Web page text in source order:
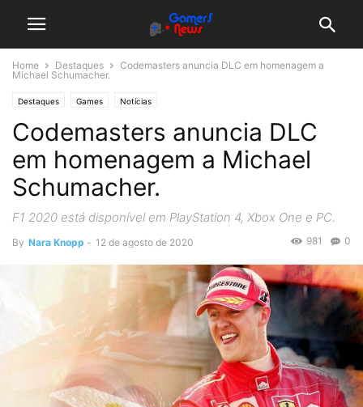
Home Destaques
Codemasters anuncia DLC em homenagem a
Michael Schumacher.
Destaques Games Notícias
Codemasters anuncia DLC
em homenagem a Michael
Schumacher.
F1 2020 está disponível em PlayStation 4, Xbox One e PC.
By Nara Knopp - 12 de agosto de 2020 0
981